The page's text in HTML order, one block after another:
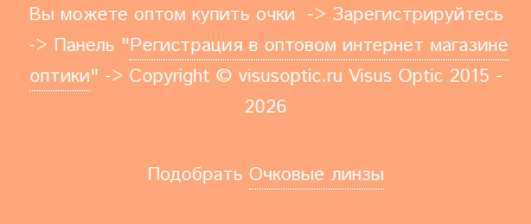
Вы можете оптом купить очки -> Зарегистрируйтесь
-> Панель "Регистрация в оптовом интернет магазине
оптики" -> Copyright © visusoptic.ru Visus Optic 2015 -
2026
Подобрать Очковые линзы